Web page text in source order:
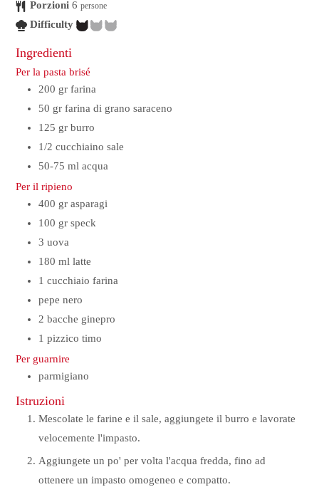
Porzioni 6 persone
Difficulty
Ingredienti
Per la pasta brisé
200 gr farina
50 gr farina di grano saraceno
125 gr burro
1/2 cucchiaino sale
50-75 ml acqua
Per il ripieno
400 gr asparagi
100 gr speck
3 uova
180 ml latte
1 cucchiaio farina
pepe nero
2 bacche ginepro
1 pizzico timo
Per guarnire
parmigiano
Istruzioni
Mescolate le farine e il sale, aggiungete il burro e lavorate
velocemente l'impasto.
Aggiungete un po' per volta l'acqua fredda, fino ad
ottenere un impasto omogeneo e compatto.